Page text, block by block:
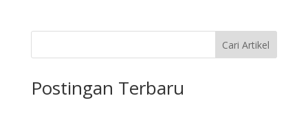
Cari Artikel
Postingan Terbaru